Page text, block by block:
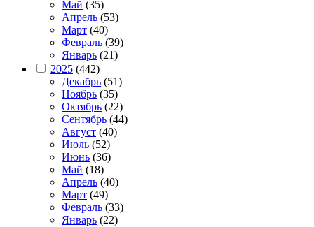
Май (35)
Апрель (53)
Март (40)
Февраль (39)
Январь (21)
2025 (442)
Декабрь (51)
Ноябрь (35)
Октябрь (22)
Сентябрь (44)
Август (40)
Июль (52)
Июнь (36)
Май (18)
Апрель (40)
Март (49)
Февраль (33)
Январь (22)